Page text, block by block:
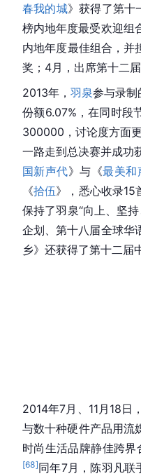
春我的城》获得了第十
榜内地年度最受欢迎组
内地年度最佳组合，并
奖；4月，出席第十二
2013年，羽泉参与录制
份额6.07%，在同时段
300000，讨论度方面
一路走到总决赛并成功
国新声代》与《最美和
《拾伍》，悉心收录15
保持了羽泉“向上、坚
企划、第十八届全球华
乡》还获得了第十二届
2014年7月、11月18日
与数十种硬件产品用流
时尚生活品牌静佳跨
[68]同年7月，陈羽凡联